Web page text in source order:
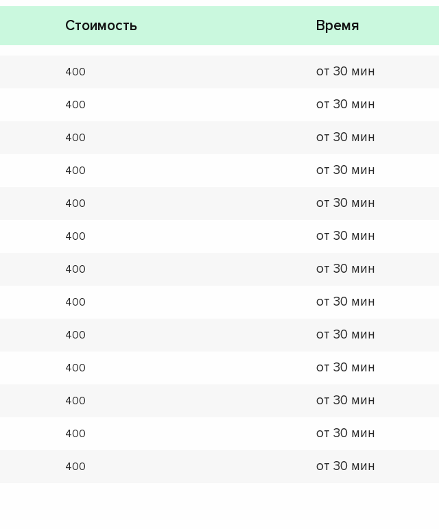
Стоимость Время
400 от 30 мин
400 от 30 мин
400 от 30 мин
400 от 30 мин
400 от 30 мин
400 от 30 мин
400 от 30 мин
400 от 30 мин
400 от 30 мин
400 от 30 мин
400 от 30 мин
400 от 30 мин
400 от 30 мин